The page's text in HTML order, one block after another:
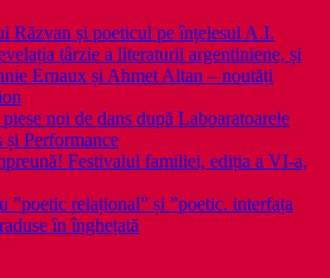
Răzvan și poeticul pe înțelesul A.I.
târzie a literaturii argentiniene, și
Ernaux și Ahmet Altan – noutăți
noi de dans după Laboaratoarele
Performance
Festivalul familiei, ediția a VI-a,
”poetic relațional” și ”poetic. interfața
în înghețată